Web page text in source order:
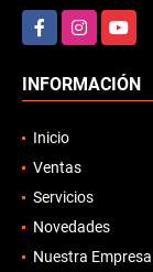
FacebookInstagramYouTube
INFORMACIÓN
Inicio
Ventas
Servicios
Novedades
Nuestra Empresa